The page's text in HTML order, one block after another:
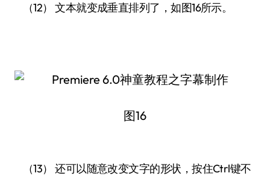
（12） 文本就变成垂直排列了，如图16所示。
图16
（13） 还可以随意改变文字的形状，按住Ctrl键不